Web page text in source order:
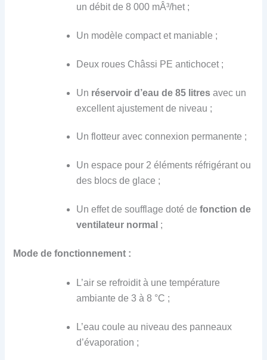
un débit de 8 000 mÂ³/het ;
Un modèle compact et maniable ;
Deux roues Châssi PE antichocet ;
Un réservoir d’eau de 85 litres avec un
excellent ajustement de niveau ;
Un flotteur avec connexion permanente ;
Un espace pour 2 éléments réfrigérant ou
des blocs de glace ;
Un effet de soufflage doté defonctionde
ventilateur normal ;
Mode de fonctionnement :
L’air se refroidit à une température
ambiante de 3 à 8 °C ;
L’eau coule au niveau des panneaux
d’évaporation ;